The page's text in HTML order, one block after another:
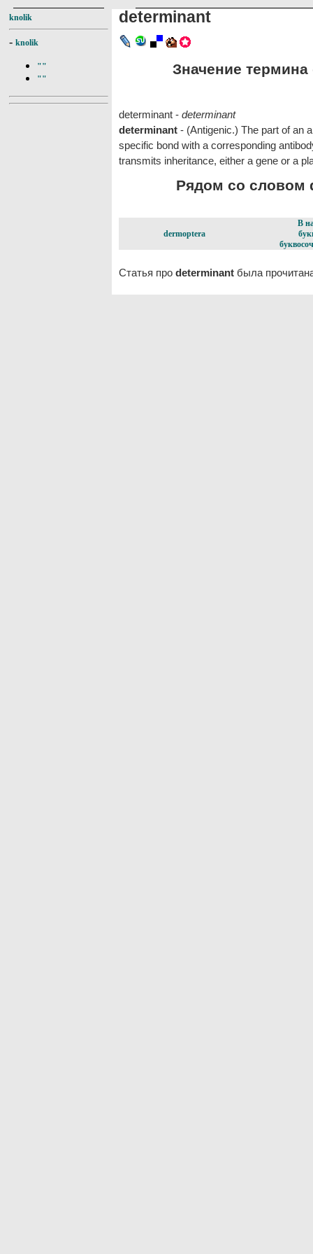
knolik
- knolik
""
""
determinant
Значение
determinant - determinant
determinant - (Antigenic.) The part of an
specific bond with a corresponding
transmits inheritance, either a gene or a
Рядом со словом
dermoptera
В
Статья про determinant была